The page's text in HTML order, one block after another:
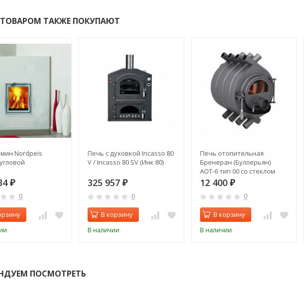
ТАКЖЕ ПОКУПАЮТ
Nordpeis
₽
0
Печь с духовкой Incasso 80
V / Incasso 80 SV (Инк 80)
325 957 ₽
0
В корзину
В наличии
Печь отопительная
Бренеран (Буллерьян)
АОТ-6 тип 00 со стеклом
12 400 ₽
0
В корзину
В наличии
ПОСМОТРЕТЬ